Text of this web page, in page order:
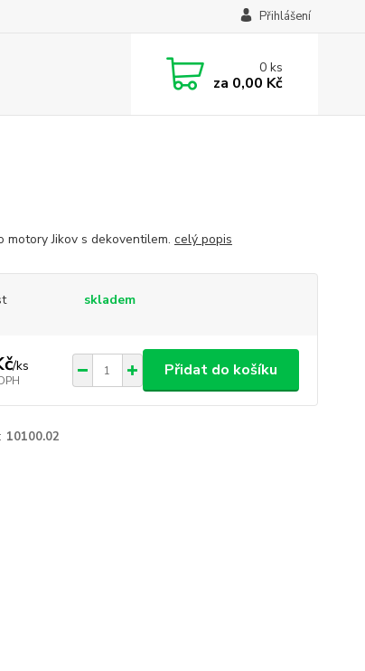
Přihlášení
0ks
za 0,00 Kč
motory Jikov s dekoventilem. celý popis
skladem
/ks Přidat do košíku
10100.02